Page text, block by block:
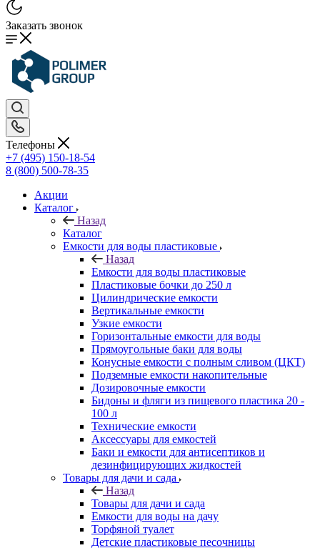
Заказать звонок
Телефоны
+7 (495) 150-18-54
8 (800) 500-78-35
Акции
Каталог
Назад
Каталог
Емкости для воды пластиковые
Назад
Емкости для воды пластиковые
Пластиковые бочки до 250 л
Цилиндрические емкости
Вертикальные емкости
Узкие емкости
Горизонтальные емкости для воды
Прямоугольные баки для воды
Конусные емкости с полным сливом (ЦКТ)
Подземные емкости накопительные
Дозировочные емкости
Бидоны и фляги из пищевого пластика 20 -
100 л
Технические емкости
Аксессуары для емкостей
Баки и емкости для антисептиков и
дезинфицирующих жидкостей
Товары для дачи и сада
Назад
Товары для дачи и сада
Емкости для воды на дачу
Торфяной туалет
Детские пластиковые песочницы